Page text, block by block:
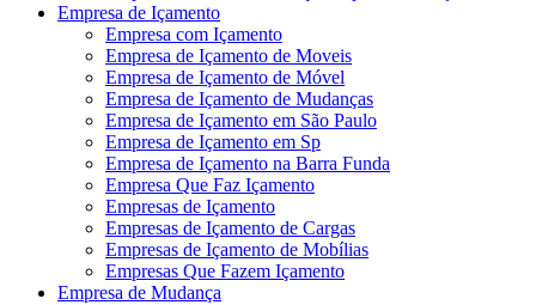
Empresa de Içamento
Empresa com Içamento
Empresa de Içamento de Moveis
Empresa de Içamento de Móvel
Empresa de Içamento de Mudanças
Empresa de Içamento em São Paulo
Empresa de Içamento em Sp
Empresa de Içamento na Barra Funda
Empresa Que Faz Içamento
Empresas de Içamento
Empresas de Içamento de Cargas
Empresas de Içamento de Mobílias
Empresas Que Fazem Içamento
Empresa de Mudança